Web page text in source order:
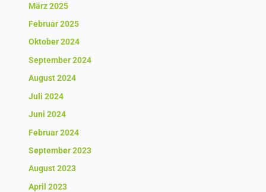
März 2025
Februar 2025
Oktober 2024
September 2024
August 2024
Juli 2024
Juni 2024
Februar 2024
September 2023
August 2023
April 2023